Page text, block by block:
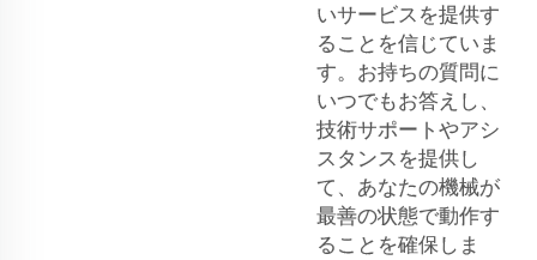
いサービスを提供す
ることを信じていま
す。お持ちの質問に
いつでもお答えし、
技術サポートやアシ
スタンスを提供し
て、あなたの機械が
最善の状態で動作す
ることを確保しま